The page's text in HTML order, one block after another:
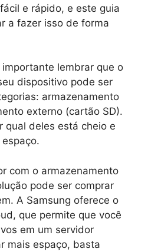
e rápido, e este guia
a fazer isso de forma
lembrar que o
dispositivo pode ser
armazenamento
externo (cartão SD).
qual deles está cheio e
com o armazenamento
pode ser comprar
A Samsung oferece o
que permite que você
em um servidor
mais espaço, basta